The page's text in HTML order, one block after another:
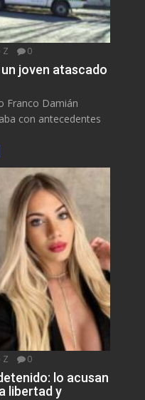
Z 0
joven atascado
Franco Damián
con antecedentes
Z 0
lo acusan
libertad y